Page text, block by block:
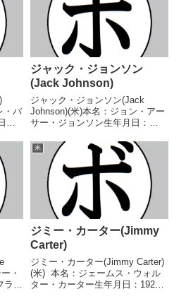
・バ
陸
王
ジャック・ジョンソン
(Jack Johnson)
ジャック・ジョンソン(Jack
Johnson)(米)本名：ジョン・アー
サー・ジョンソン生年月日：
150戦100勝(51KO)14敗14分22無
効試合【獲得タイトル】第11代
黒人ヘビー級王座第7代ボクシン
グ...
・
ラン
米
ジミー・カーター(Jimmy
Carter)
ジミー・カーター(Jimmy Carter)
(米) 本名：ジェームス・ウォル
ター・カーター生年月日：1923